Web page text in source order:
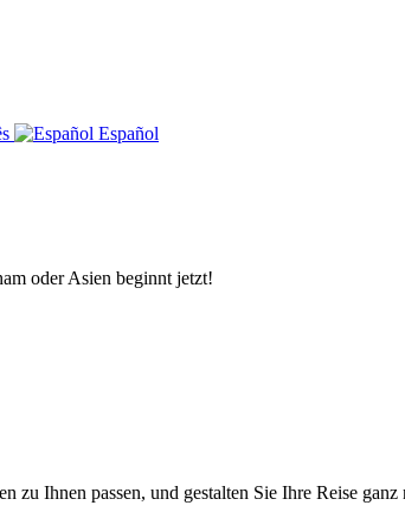
Español
oder Asien beginnt jetzt!
zu Ihnen passen, und gestalten Sie Ihre Reise